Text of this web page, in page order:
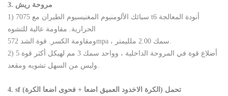
3. مروحة ريش
1) 7075 سبائك الألومنيوم المغنيسيوم الطيران مع t6 أنودة المعالجة
الحرارية. مقاومة عالية للتشوه
2) 5 أضلاع قوة في المروحة الداخلية ، وواحد سمك 3 مم لهيكل أكثر قوة
4. sf تحمل (الكرة الاخدود العميق اضعا + فحوى اضعا الكرة)